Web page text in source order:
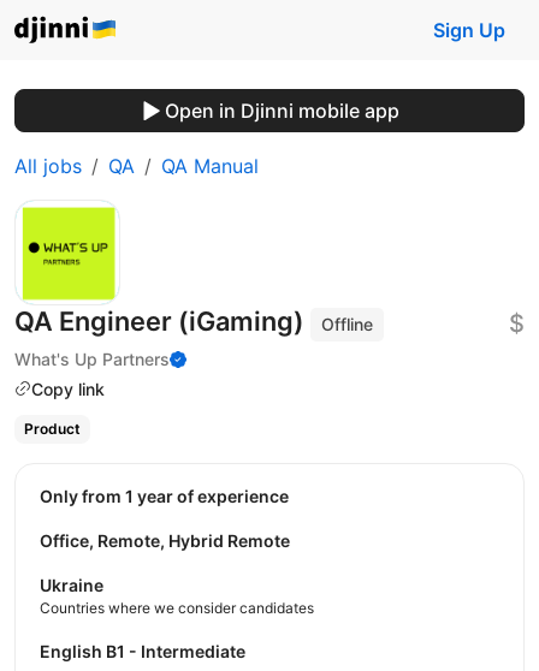
Sign Up
Open in Djinni mobile app
All jobs QA QA Manual
QA Engineer (iGaming)
Offline
What's Up Partners
Copy link
$
Product
Only from 1 year of experience
Office, Remote, Hybrid Remote
Ukraine
Countries where we consider candidates
English B1 - Intermediate